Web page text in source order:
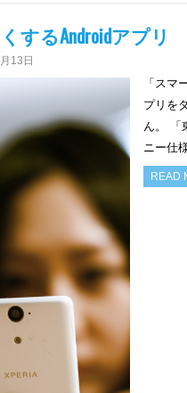
するAndroidアプリ
13日
「スマ
プリを
ん。 「
ニー仕
READ